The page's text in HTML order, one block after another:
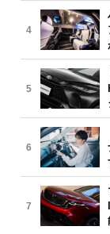
4
5
6
7